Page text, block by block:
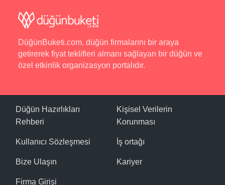
DüğünBuketi.com, düğün firmalarını bir araya
getirerek fiyat teklifleri almanı sağlayan bir düğün ve
özel etkinlik organizasyon portalıdır.
Düğün Hazırlıkları
Rehberi
Kullanıcı Sözleşmesi
Bize Ulaşın
Firma Girişi
Kişisel Verilerin
Korunması
İş ortağı
Kariyer